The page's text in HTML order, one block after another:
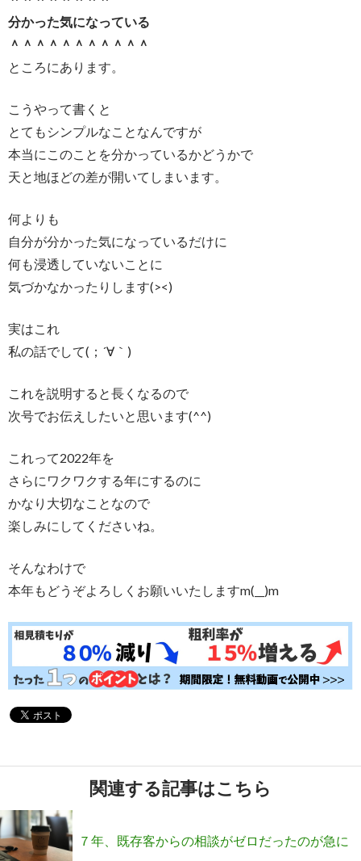
分かった気になっている
＾＾＾＾＾＾＾＾＾＾＾
ところにあります。
こうやって書くと
とてもシンプルなことなんですが
本当にこのことを分かっているかどうかで
天と地ほどの差が開いてしまいます。
何よりも
自分が分かった気になっているだけに
何も浸透していないことに
気づかなかったりします(><)
実はこれ
私の話でして(；´∀｀)
これを説明すると長くなるので
次号でお伝えしたいと思います(^^)
これって2022年を
さらにワクワクする年にするのに
かなり大切なことなので
楽しみにしてくださいね。
そんなわけで
本年もどうぞよろしくお願いいたしますm(__)m
関連する記事はこちら
７年、既存客からの相談がゼロだったのが急に